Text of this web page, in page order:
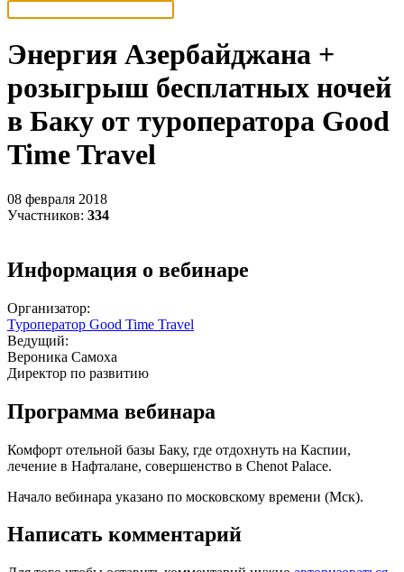
Энергия Азербайджана +
розыгрыш бесплатных ночей
в Баку от туроператора Good
Time Travel
08 февраля 2018
Участников: 334
Информация о вебинаре
Организатор:
Туроператор Good Time Travel
Ведущий:
Вероника Самоха
Директор по развитию
Программа вебинара
Комфорт отельной базы Баку, где отдохнуть на Каспии,
лечение в Нафталане, совершенство в Chenot Palace.
Начало вебинара указано по московскому времени (Мск).
Написать комментарий